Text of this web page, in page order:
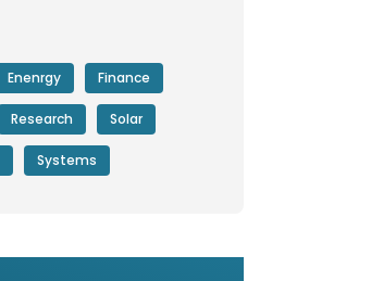
Enenrgy Finance
Research Solar
Systems